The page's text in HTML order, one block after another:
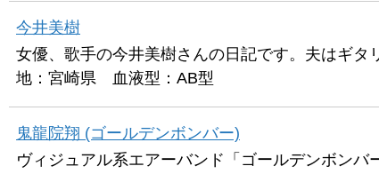
今井美樹
女優、歌手の今井美樹さんの日記です。夫はギ
地：宮崎県 血液型：AB型
鬼龍院翔 (ゴールデンボンバー)
ヴィジュアル系エアーバンド「ゴールデンボンバ